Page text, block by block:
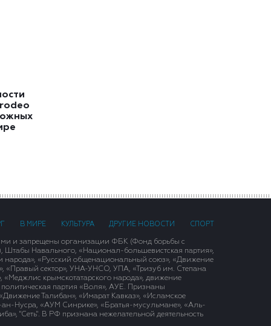
В МИРЕ КУЛЬТУРА ДРУГИЕ НОВОСТИ СПОРТ
и запрещены организации ФБК (Фонд борьбы с
Штабы Навального, «Национал-большевистская партия»,
народа», «Русский общенациональный союз», «Движение
«Правый сектор», УНА-УНСО, УПА, «Тризуб им. Степана
крымскотатарского народа», движение
политическая партия «Воля», АУЕ. Признаны
Талибан», «Имарат Кавказ», «Исламское
Нусра, «АУМ Синрике», «Братья-мусульмане», «Аль-
"Сеть". В РФ признана нежелательной деятельность